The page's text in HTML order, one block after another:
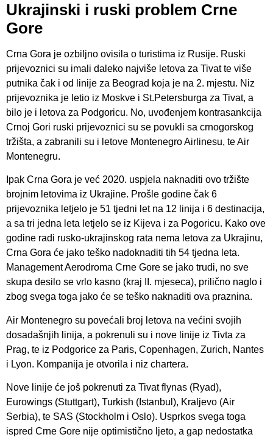
Ukrajinski i ruski problem Crne
Gore
Crna Gora je ozbiljno ovisila o turistima iz Rusije. Ruski
prijevoznici su imali daleko najviše letova za Tivat te više
putnika čak i od linije za Beograd koja je na 2. mjestu. Niz
prijevoznika je letio iz Moskve i St.Petersburga za Tivat, a
bilo je i letova za Podgoricu. No, uvođenjem kontrasankcija
Crnoj Gori ruski prijevoznici su se povukli sa crnogorskog
tržišta, a zabranili su i letove Montenegro Airlinesu, te Air
Montenegru.
Ipak Crna Gora je već 2020. uspjela naknaditi ovo tržište
brojnim letovima iz Ukrajine. Prošle godine čak 6
prijevoznika letjelo je 51 tjedni let na 12 linija i 6 destinacija,
a sa tri jedna leta letjelo se iz Kijeva i za Pogoricu. Kako ove
godine radi rusko-ukrajinskog rata nema letova za Ukrajinu,
Crna Gora će jako teško nadoknaditi tih 54 tjedna leta.
Management Aerodroma Crne Gore se jako trudi, no sve
skupa desilo se vrlo kasno (kraj II. mjeseca), prilično naglo i
zbog svega toga jako će se teško naknaditi ova praznina.
Air Montenegro su povećali broj letova na većini svojih
dosadašnjih linija, a pokrenuli su i nove linije iz Tivta za
Prag, te iz Podgorice za Paris, Copenhagen, Zurich, Nantes
i Lyon. Kompanija je otvorila i niz chartera.
Nove linije će još pokrenuti za Tivat flynas (Ryad),
Eurowings (Stuttgart), Turkish (Istanbul), Kraljevo (Air
Serbia), te SAS (Stockholm i Oslo). Usprkos svega toga
ispred Crne Gore nije optimistično ljeto, a gap nedostatka